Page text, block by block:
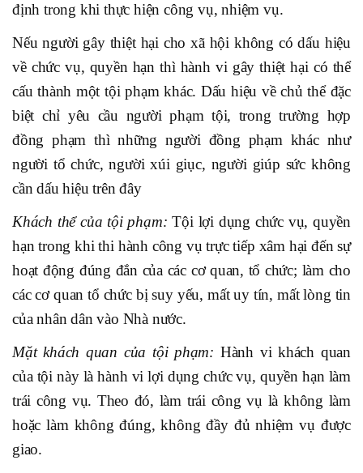
định trong khi thực hiện công vụ, nhiệm vụ.
Nếu người gây thiệt hại cho xã hội không có dấu hiệu
về chức vụ, quyền hạn thì hành vi gây thiệt hại có thể
cấu thành một tội phạm khác. Dấu hiệu về chủ thể đặc
biệt chỉ yêu cầu người phạm tội, trong trường hợp
đồng phạm thì những người đồng phạm khác như
người tổ chức, người xúi giục, người giúp sức không
cần dấu hiệu trên đây
Khách thể của tội phạm:Tội lợi dụng chức vụ, quyền
hạn trong khi thi hành công vụ trực tiếp xâm hại đến sự
hoạt động đúng đắn của các cơ quan, tổ chức; làm cho
các cơ quan tổ chức bị suy yếu, mất uy tín, mất lòng tin
của nhân dân vào Nhà nước.
Mặt khách quan của tội phạm: Hành vi khách quan
của tội này là hành vi lợi dụng chức vụ, quyền hạn làm
trái công vụ. Theo đó, làm trái công vụ là không làm
hoặc làm không đúng, không đầy đủ nhiệm vụ được
giao.